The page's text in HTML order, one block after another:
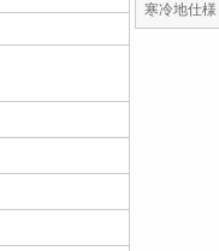
寒冷地仕様